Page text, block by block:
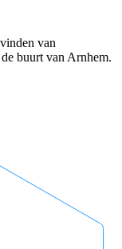
van
buurt van Arnhem.